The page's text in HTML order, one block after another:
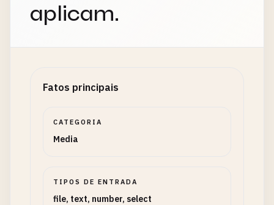
aplicam.
Fatos principais
CATEGORIA
Media
TIPOS DE ENTRADA
file, text, number, select